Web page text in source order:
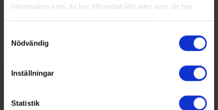
information som du har tillhandahållit eller som de har
Nödvändig
Inställningar
Statistik
Twitter
LinkedIn
SENASTE NUMRET
REDAKTIONEN